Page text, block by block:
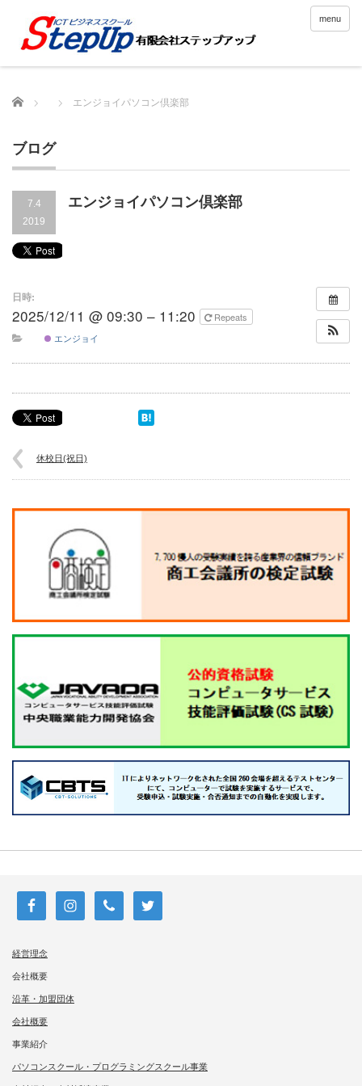
menu
Home エンジョイパソコン倶楽部
ブログ
7.4
2019
エンジョイパソコン倶楽部
日時:
2025/12/11 @ 09:30 – 11:20
Repeats
エンジョイ
休校日(祝日)
経営理念
会社概要
沿革・加盟団体
会社概要
事業紹介
パソコンスクール・プログラミングスクール事業